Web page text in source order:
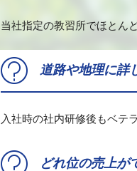
当社指定の教習所でほとん
道路や地理に詳
入社時の社内研修後もベテ
どれ位の売上が